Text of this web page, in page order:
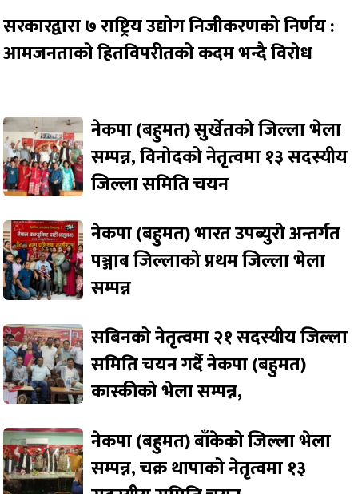
सरकारद्वारा ७ राष्ट्रिय उद्योग निजीकरणको निर्णय :
आमजनताको हितविपरीतको कदम भन्दै विरोध
नेकपा (बहुमत) सुर्खेतको जिल्ला भेला
सम्पन्न, विनोदको नेतृत्वमा १३ सदस्यीय
जिल्ला समिति चयन
नेकपा (बहुमत) भारत उपब्युरो अन्तर्गत
पञ्जाब जिल्लाको प्रथम जिल्ला भेला
सम्पन्न
सबिनको नेतृत्वमा २१ सदस्यीय जिल्ला
समिति चयन गर्दै नेकपा (बहुमत)
कास्कीको भेला सम्पन्न,
नेकपा (बहुमत) बाँकेको जिल्ला भेला
सम्पन्न, चक्र थापाको नेतृत्वमा १३